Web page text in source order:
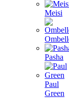
Meisi
Pasha
Paul
Green